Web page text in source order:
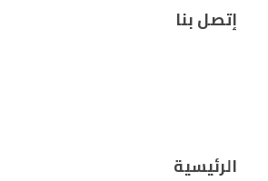
إتصل بنا
الرئيسية